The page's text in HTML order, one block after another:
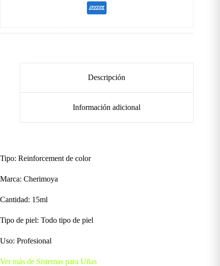
Descripción
Información adicional
Tipo: Reinforcement de color
Marca: Cherimoya
Cantidad: 15ml
Tipo de piel: Todo tipo de piel
Uso: Profesional
Ver más de Sistemas para Uñas